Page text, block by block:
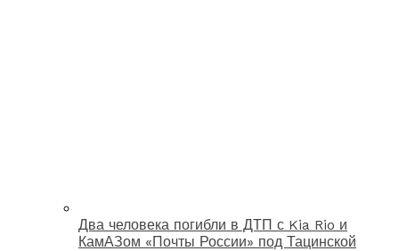
Два человека погибли в ДТП с Kia Rio и
КамАЗом «Почты России» под Тацинской